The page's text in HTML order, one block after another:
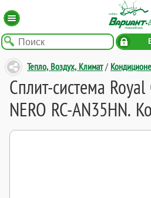
Тепло, Воздух, Климат/
Сплит-система
NERO RC-AN35HN.